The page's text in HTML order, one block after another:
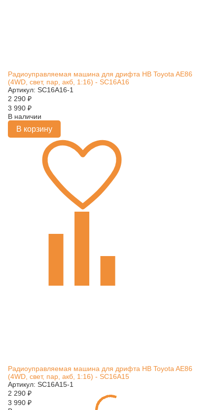
Радиоуправляемая машина для дрифта HB Toyota AE86
(4WD, свет, пар, акб, 1:16) - SC16A16
Артикул: SC16A16-1
2 290 ₽
3 990 ₽
В наличии
В корзину
Радиоуправляемая машина для дрифта HB Toyota AE86
(4WD, свет, пар, акб, 1:16) - SC16A15
Артикул: SC16A15-1
2 290 ₽
3 990 ₽